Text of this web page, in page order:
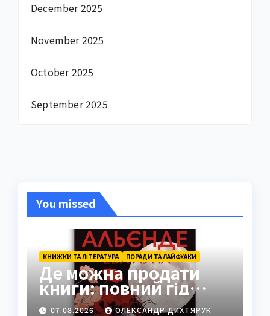
December 2025
November 2025
October 2025
September 2025
You missed
КНИЖКИ ТА ЛІТЕРАТУРА ПОРАДИ ТА ЛАЙФХАКИ
Де можна продати
книги: повний гід
платформами 2026
07.08.2026
ОЛЕКСАНДР ДИХТЯРУК